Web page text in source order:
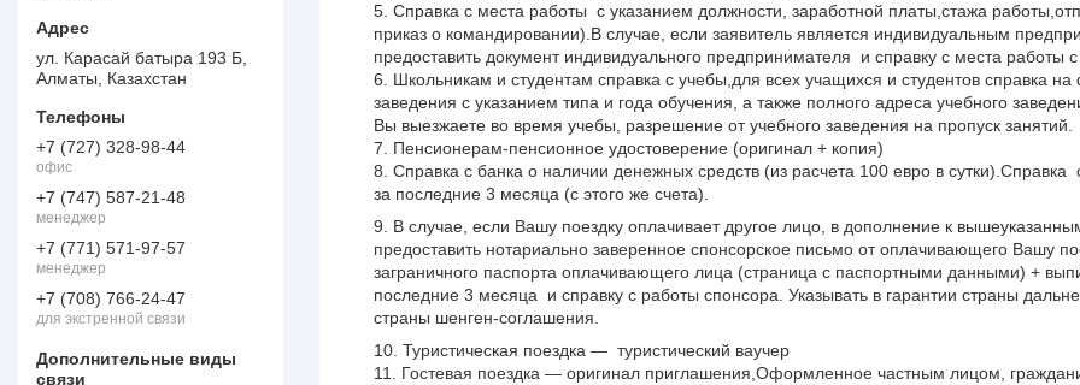
Справка с места работы с указанием должности, заработной платы,стажа
приказ о командировании).В случае, если заявитель является индивидуальным
предоставить документ индивидуального предпринимателя и справку с места
Школьникам и студентам справка с учебы,для всех учащихся и студентов справка
заведения с указанием типа и года обучения, а также полного адреса учебного
Вы выезжаете во время учебы, разрешение от учебного заведения на пропуск занятий.
Пенсионерам-пенсионное удостоверение (оригинал + копия)
Справка с банка о наличии денежных средств (из расчета 100 евро в
за последние 3 месяца (с этого же счета).
В случае, если Вашу поездку оплачивает другое лицо, в дополнение к
предоставить нотариально заверенное спонсорское письмо от оплачивающего Вашу
заграничного паспорта оплачивающего лица (страница с паспортными данными) +
последние 3 месяца и справку с работы спонсора. Указывать в гарантии страны
страны шенген-соглашения.
Туристическая поездка — туристический ваучер
Гостевая поездка — оригинал приглашения,Оформленное частным лицом,
ул. Карасай батыра 193 Б,
Алматы, Казахстан
+7 (727) 328-98-44
офис
+7 (747) 587-21-48
менеджер
+7 (771) 571-97-57
менеджер
+7 (708) 766-24-47
для экстренной связи